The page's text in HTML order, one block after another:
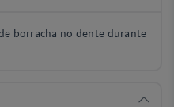
borracha no dente durante